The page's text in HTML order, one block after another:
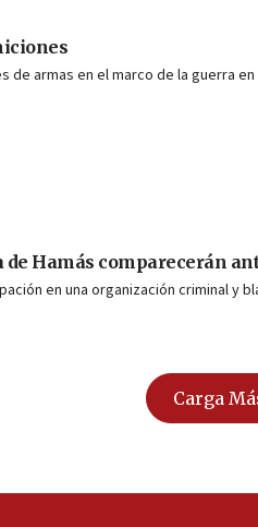
armas en el marco de la guerra en
Hamás comparecerán
en una organización criminal y
Carga